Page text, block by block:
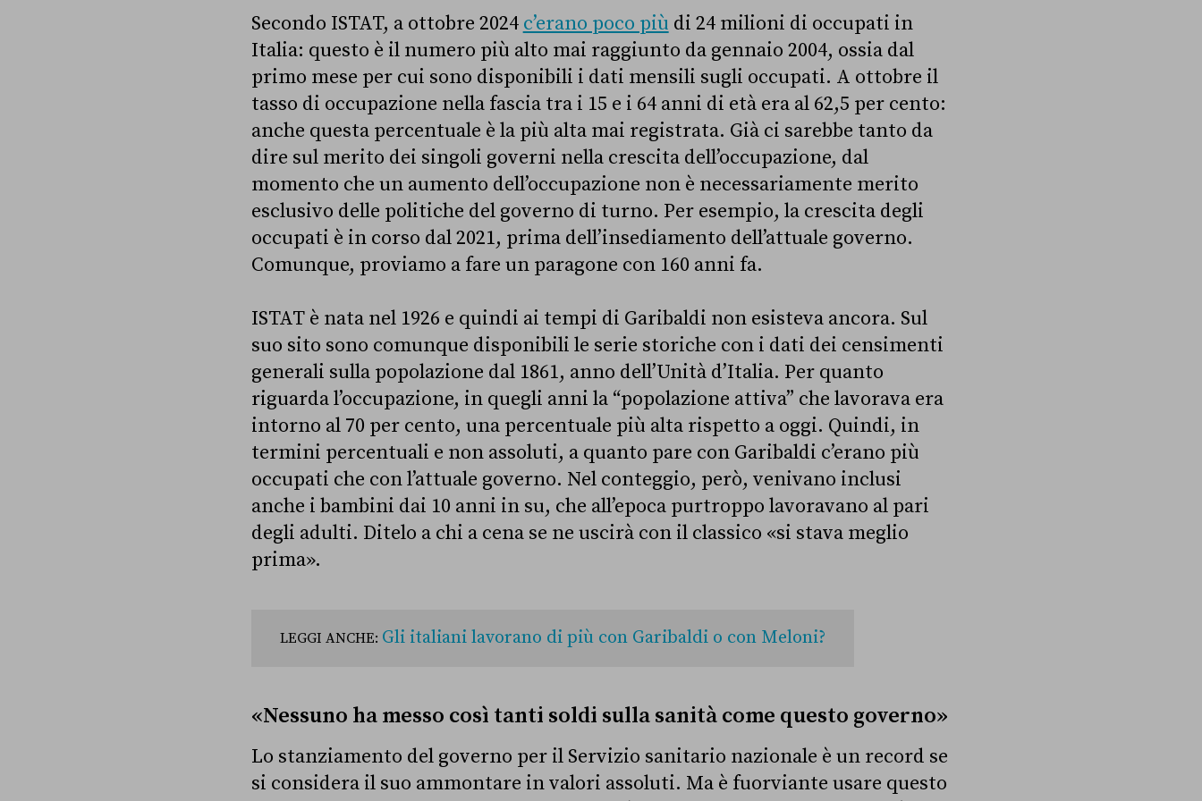
Secondo ISTAT, a ottobre 2024 c’erano poco più di 24 milioni di occupati in
Italia: questo è il numero più alto mai raggiunto da gennaio 2004, ossia dal
primo mese per cui sono disponibili i dati mensili sugli occupati. A ottobre il
tasso di occupazione nella fascia tra i 15 e i 64 anni di età era al 62,5 per cento:
anche questa percentuale è la più alta mai registrata. Già ci sarebbe tanto da
dire sul merito dei singoli governi nella crescita dell’occupazione, dal
momento che un aumento dell’occupazione non è necessariamente merito
esclusivo delle politiche del governo di turno. Per esempio, la crescita degli
occupati è in corso dal 2021, prima dell’insediamento dell’attuale governo.
Comunque, proviamo a fare un paragone con 160 anni fa.
ISTAT è nata nel 1926 e quindi ai tempi di Garibaldi non esisteva ancora. Sul
suo sito sono comunque disponibili le serie storiche con i dati dei censimenti
generali sulla popolazione dal 1861, anno dell’Unità d’Italia. Per quanto
riguarda l’occupazione, in quegli anni la “popolazione attiva” che lavorava era
intorno al 70 per cento, una percentuale più alta rispetto a oggi. Quindi, in
termini percentuali e non assoluti, a quanto pare con Garibaldi c’erano più
occupati che con l’attuale governo. Nel conteggio, però, venivano inclusi
anche i bambini dai 10 anni in su, che all’epoca purtroppo lavoravano al pari
degli adulti. Ditelo a chi a cena se ne uscirà con il classico «si stava meglio
prima».
LEGGI ANCHE: Gli italiani lavorano di più con Garibaldi o con Meloni?
«Nessuno ha messo così tanti soldi sulla sanità come questo governo»
Lo stanziamento del governo per il Servizio sanitario nazionale è un record se
si considera il suo ammontare in valori assoluti. Ma è fuorviante usare questo